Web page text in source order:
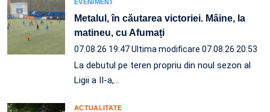
EVENIMENT
Metalul, în căutarea victoriei. Mâine, la
matineu, cu Afumați
07.08.26 19:47Ultima modificare 07.08.26 20:53
La debutul pe teren propriu din noul sezon al
Ligii a II-a,…
ACTUALITATE